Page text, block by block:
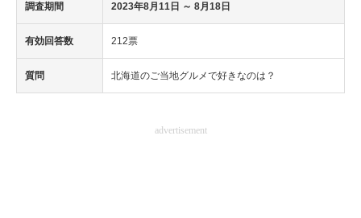
調査期間 2023年8月11日 ～ 8月18日
有効回答数 212票
質問 ​北海道のご当地グルメで好きなのは？
advertisement